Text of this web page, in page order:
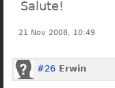
Salute!
21 Nov 2008, 10:49
#26 Erwin